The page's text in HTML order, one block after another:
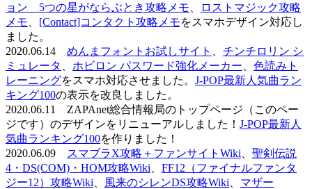
ョン 5つの星がならぶとき攻略メモ
ロストマジック攻略
メモ
[Contact]コンタクト攻略メモをスマホデザイン対応し
ました。
2020.06.14 めんまフォントお試しサイト
チンチロリン シ
ミュレータ
ホビロン パスワード強化メーカー
色読みト
レーニングをスマホ対応させました。 J-POP最新人気曲ラン
キング100の表示を改良しました。
2020.06.11 ZAPAnet総合情報局のトップページ（このペー
ジです）のデザインをリニューアルしました！ J-POP最新人
気曲ランキング100を作りました！
2020.06.09
スマブラX攻略＋ファンサイトWiki
聖剣伝説
4・DS(COM)・HOM攻略Wiki
FF12（ファイナルファンタ
ジー12）攻略Wiki
風来のシレンDS攻略Wiki
マザー